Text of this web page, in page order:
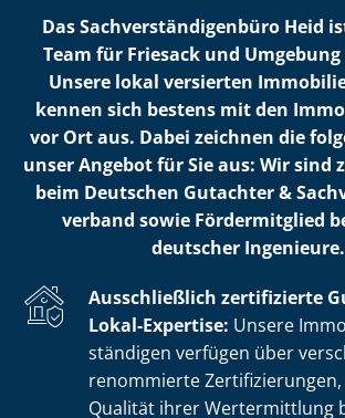
Das Sach­ver­stän­di­gen­bü­ro Heid
Team für Friesack und
Unsere lokal versierten
kennen sich bestens mit den
vor Ort aus. Dabei zeichnen die
unser Angebot für Sie aus: Wir sind
beim Deutschen Gutachter &
ver­band sowie Fördermitglied
deutscher Ingenieure.
Ausschließlich zertifizierte
Lokal-Expertise: Unsere
stän­di­gen verfügen über
renommierte Zer­ti­fi­zie­run­gen,
Qualität ihrer Wertermittlung